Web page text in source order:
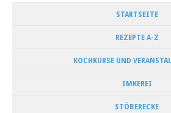
STARTSEITE
REZEPTE A-Z
KOCHKURSE UND
IMKEREI
STÖBERECKE